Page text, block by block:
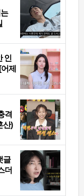
인
제
격
산)
글
더